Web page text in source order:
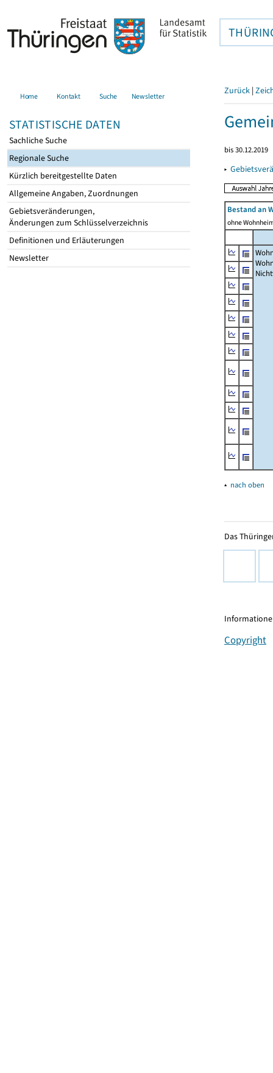
Home Kontakt Suche Newsletter
STATISTISCHE DATEN
Sachliche Suche
Regionale Suche
Kürzlich bereitgestellte Daten
Allgemeine Angaben, Zuordnungen
Gebietsveränderungen,
Änderungen zum Schlüsselverzeichnis
Definitionen und Erläuterungen
Newsletter
Zurück |
bis 30.12.2019
▸
Bestand an
ohne
▴ nach oben
Das
Copyright